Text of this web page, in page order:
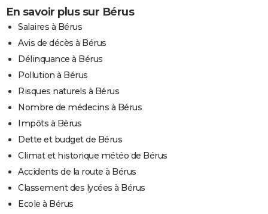
En savoir plus sur Bérus
Salaires à Bérus
Avis de décès à Bérus
Délinquance à Bérus
Pollution à Bérus
Risques naturels à Bérus
Nombre de médecins à Bérus
Impôts à Bérus
Dette et budget de Bérus
Climat et historique météo de Bérus
Accidents de la route à Bérus
Classement des lycées à Bérus
Ecole à Bérus